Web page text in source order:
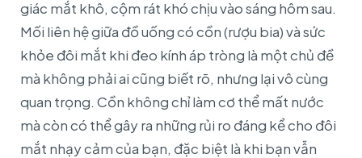
giác mắt khô, cộm rát khó chịu vào sáng hôm sau.
Mối liên hệ giữa đồ uống có cồn (rượu bia) và sức
khỏe đôi mắt khi đeo kính áp tròng là một chủ đề
mà không phải ai cũng biết rõ, nhưng lại vô cùng
quan trọng. Cồn không chỉ làm cơ thể mất nước
mà còn có thể gây ra những rủi ro đáng kể cho đôi
mắt nhạy cảm của bạn, đặc biệt là khi bạn vẫn